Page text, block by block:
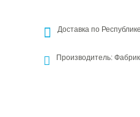
Доставка по
Производитель: